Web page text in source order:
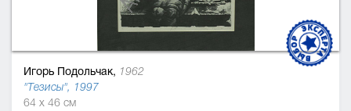
Игорь Подольчак, 1962
"Тезисы", 1997
64 x 46 см